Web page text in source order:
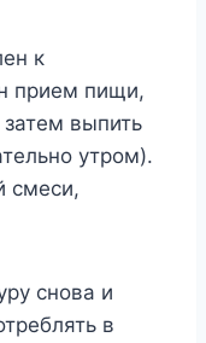
к
прием пищи,
выпить
утром).
смеси,
снова и
в